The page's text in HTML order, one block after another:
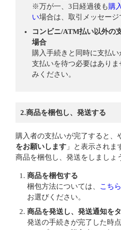
※万が一、3日経過後も購
い場合は、取引メッセー
コンビニ/ATM払い以外の
場合
購入手続きと同時に支払い
支払いを待つ必要はあり
みください。
2.商品を梱包し、発送する
購入者の支払いが完了すると、
をお願いします 」と表示されま
商品を梱包し、発送をしましょ
商品を梱包する
梱包方法については、
こちら
お選びください。
商品を発送し、発送通知を
発送の手続きが完了した時